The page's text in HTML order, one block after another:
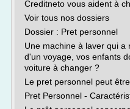
Creditneto vous aident à
Voir tous nos dossiers
Dossier : Pret personnel
Une machine à laver qui
d'un voyage, vos enfants
voiture à changer ?
Le pret personnel peut
Pret Personnel -